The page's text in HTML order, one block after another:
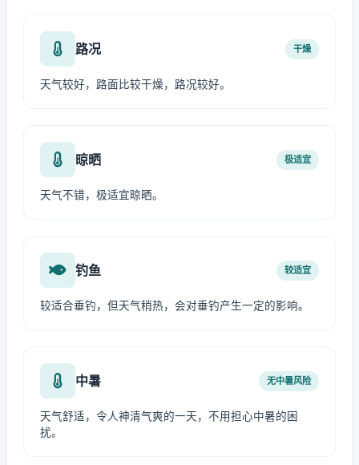
路况 干燥
天气较好，路面比较干燥，路况较好。
晾晒 极适宜
天气不错，极适宜晾晒。
钓鱼 较适宜
较适合垂钓，但天气稍热，会对垂钓产生一定的影响。
中暑 无中暑风险
天气舒适，令人神清气爽的一天，不用担心中暑的困
扰。